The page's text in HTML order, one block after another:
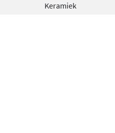
Keramiek